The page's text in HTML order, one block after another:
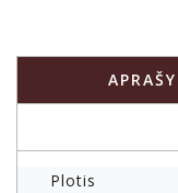
Plotis